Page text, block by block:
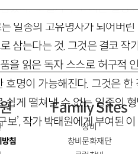
겼다. ‘소설가 구보’라는 필명
일종의 고유명사가 되어버린
삼는다는 것. 그것은 결코 작
을 읽은 독자 스스로 허구적
호명이 가능해진다. 그것은 한
쉽게 떨쳐낼 수 없는 일종의
’, 작가 박태원에게 부여된
침
Family Sites
창비
창비문화재단